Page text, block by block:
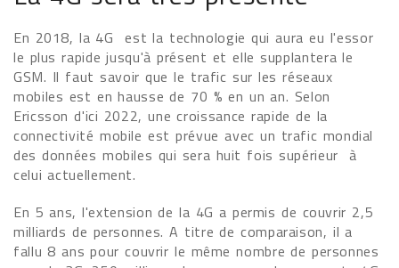
En 2018, la 4G est la technologie qui aura eu l'essor
le plus rapide jusqu'à présent et elle supplantera le
GSM. Il faut savoir que le trafic sur les réseaux
mobiles est en hausse de 70 % en un an. Selon
Ericsson d'ici 2022, une croissance rapide de la
connectivité mobile est prévue avec un trafic mondial
des données mobiles qui sera huit fois supérieur à
celui actuellement.
En 5 ans, l'extension de la 4G a permis de couvrir 2,5
milliards de personnes. A titre de comparaison, il a
fallu 8 ans pour couvrir le même nombre de personnes